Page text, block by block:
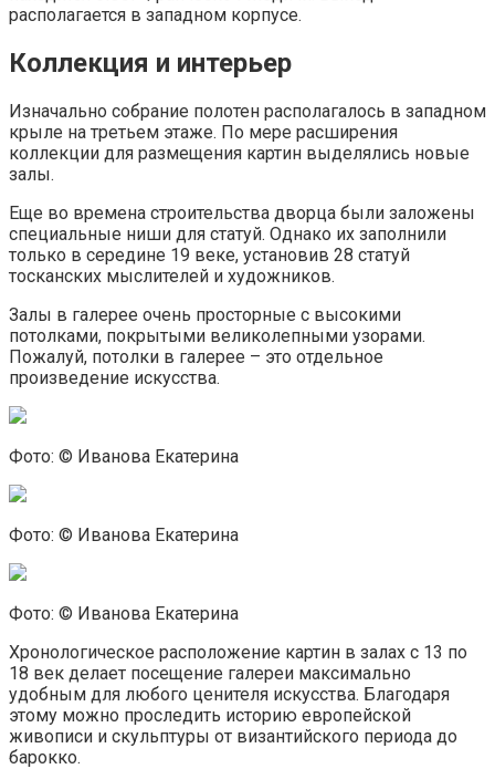
располагается в западном корпусе.
Коллекция и интерьер
Изначально собрание полотен располагалось в западном
крыле на третьем этаже. По мере расширения
коллекции для размещения картин выделялись новые
залы.
Еще во времена строительства дворца были заложены
специальные ниши для статуй. Однако их заполнили
только в середине 19 веке, установив 28 статуй
тосканских мыслителей и художников.
Залы в галерее очень просторные с высокими
потолками, покрытыми великолепными узорами.
Пожалуй, потолки в галерее – это отдельное
произведение искусства.
Фото: © Иванова Екатерина
Фото: © Иванова Екатерина
Фото: © Иванова Екатерина
Хронологическое расположение картин в залах с 13 по
18 век делает посещение галереи максимально
удобным для любого ценителя искусства. Благодаря
этому можно проследить историю европейской
живописи и скульптуры от византийского периода до
барокко.